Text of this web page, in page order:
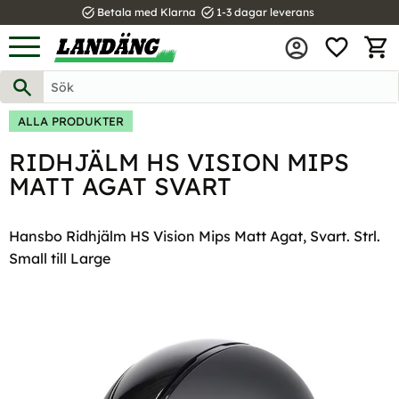
Meny
task_alt Betala med Klarna task_alt 1-3 dagar leverans
ALLA PRODUKTER
RIDHJÄLM HS VISION MIPS
MATT AGAT SVART
Hansbo Ridhjälm HS Vision Mips Matt Agat, Svart. Strl.
Small till Large